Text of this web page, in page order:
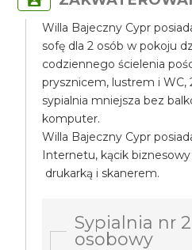
Willa Bajeczny Cypr
sofę dla 2 osób w pokoju
codziennego ścielenia
prysznicem, lustrem i WC,
sypialnia mniejsza bez
komputer.
Willa Bajeczny Cypr
Internetu, kącik
drukarką i skanerem.
Sypialnia nr
osobowy